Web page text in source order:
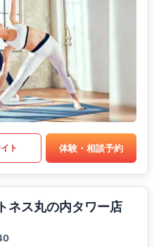
ト 体験・相談予約
ネス丸の内タワー店